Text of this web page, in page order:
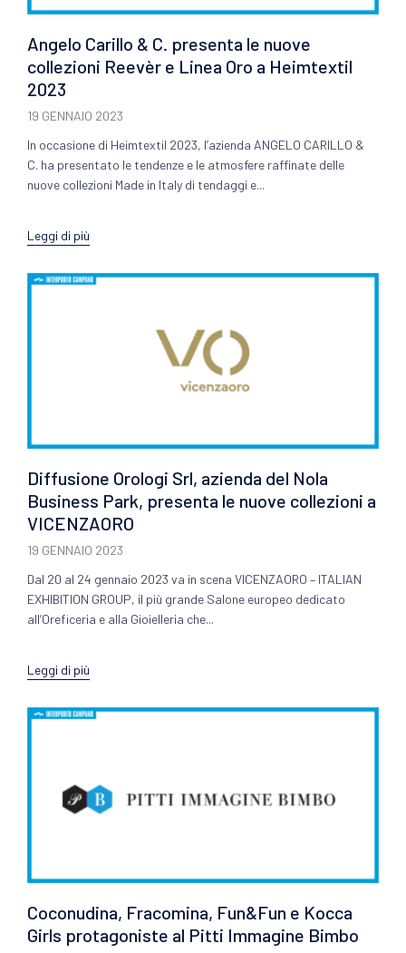
Angelo Carillo & C. presenta le nuove
collezioni Reevèr e Linea Oro a Heimtextil
2023
19 GENNAIO 2023
In occasione di Heimtextil 2023, l’azienda ANGELO CARILLO &
C. ha presentato le tendenze e le atmosfere raffinate delle
nuove collezioni Made in Italy di tendaggi e...
Leggi di più
Diffusione Orologi Srl, azienda del Nola
Business Park, presenta le nuove collezioni a
VICENZAORO
19 GENNAIO 2023
Dal 20 al 24 gennaio 2023 va in scena VICENZAORO – ITALIAN
EXHIBITION GROUP, il più grande Salone europeo dedicato
all’Oreficeria e alla Gioielleria che...
Leggi di più
Coconudina, Fracomina, Fun&Fun e Kocca
Girls protagoniste al Pitti Immagine Bimbo